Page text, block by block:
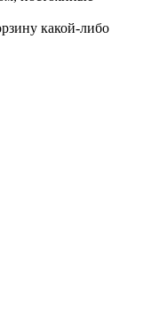
какой-либо